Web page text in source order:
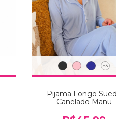
+3
Pijama Longo
Canelado Manu